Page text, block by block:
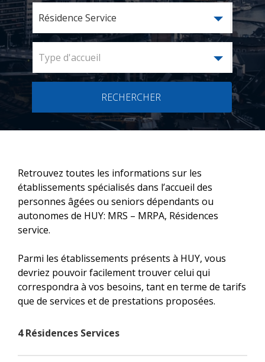
Résidence Service
Type d'accueil
RECHERCHER
Retrouvez toutes les informations sur les
établissements spécialisés dans l’accueil des
personnes âgées ou seniors dépendants ou
autonomes de HUY: MRS – MRPA, Résidences
service.
Parmi les établissements présents à HUY, vous
devriez pouvoir facilement trouver celui qui
correspondra à vos besoins, tant en terme de tarifs
que de services et de prestations proposées.
4 Résidences Services